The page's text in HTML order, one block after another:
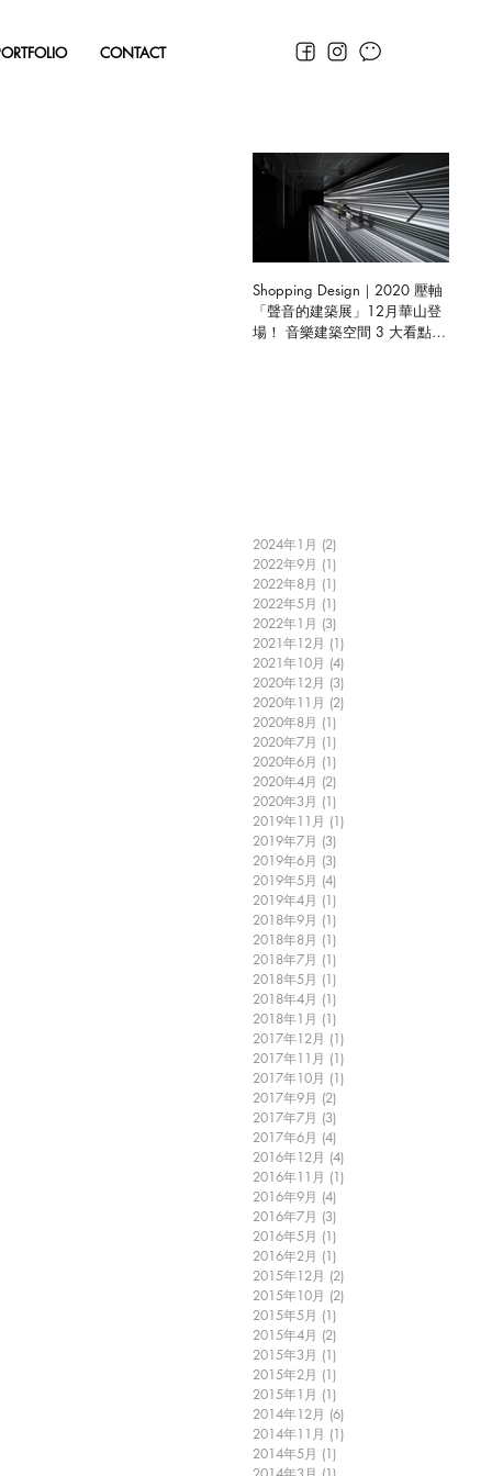
CONTACT
Shopping Design｜2020 壓軸
「聲音的建築展」12月華山登
場！ 音樂建築空間 3 大看點揭
2024年1月 (2)
2022年9月 (1)
2022年8月 (1)
2022年5月 (1)
2022年1月 (3)
2021年12月 (1)
2021年10月 (4)
2020年12月 (3)
2020年11月 (2)
2020年8月 (1)
2020年7月 (1)
2020年6月 (1)
2020年4月 (2)
2020年3月 (1)
2019年11月 (1)
2019年7月 (3)
2019年6月 (3)
2019年5月 (4)
2019年4月 (1)
2018年9月 (1)
2018年8月 (1)
2018年7月 (1)
2018年5月 (1)
2018年4月 (1)
2018年1月 (1)
2017年12月 (1)
2017年11月 (1)
2017年10月 (1)
2017年9月 (2)
2017年7月 (3)
2017年6月 (4)
2016年12月 (4)
2016年11月 (1)
2016年9月 (4)
2016年7月 (3)
2016年5月 (1)
2016年2月 (1)
2015年12月 (2)
2015年10月 (2)
2015年5月 (1)
2015年4月 (2)
2015年3月 (1)
2015年2月 (1)
2015年1月 (1)
2014年12月 (6)
2014年11月 (1)
2014年5月 (1)